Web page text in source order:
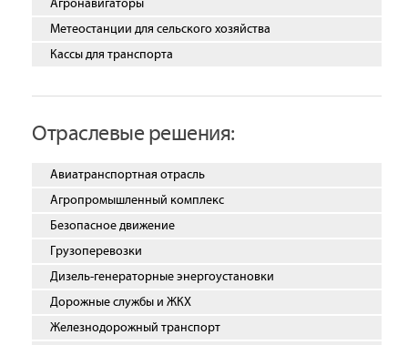
Агронавигаторы
Метеостанции для сельского хозяйства
Кассы для транспорта
Отраслевые решения:
Авиатранспортная отрасль
Агропромышленный комплекс
Безопасное движение
Грузоперевозки
Дизель-генераторные энергоустановки
Дорожные службы и ЖКХ
Железнодорожный транспорт